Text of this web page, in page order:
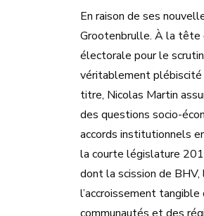
En raison de ses
Grootenbrulle. À la tête
électorale pour le
véritablement
titre, Nicolas Martin
des questions socio-
accords institutionnels
la courte législature
dont la scission de
l’accroissement